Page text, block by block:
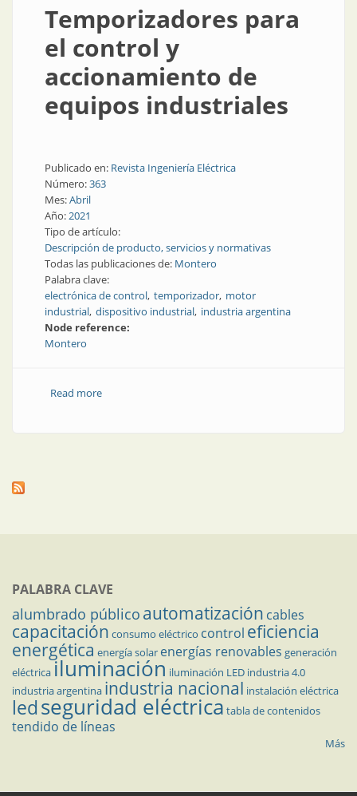
Temporizadores para
el control y
accionamiento de
equipos industriales
Publicado en: Revista Ingeniería Eléctrica
Número:363
Mes:Abril
Año:2021
Tipo de artículo:
Descripción de producto, servicios y normativas
Todas las publicaciones de: Montero
Palabra clave:
electrónica de control temporizador motor
industrial dispositivo industrial industria argentina
Node reference:
Montero
Read moreabout Temporizadores para el control y
PALABRA CLAVE
alumbrado público automatización cables
capacitación consumo eléctrico control eficiencia
energética energía solar energías renovables generación
eléctricailuminación iluminación LED industria 4.0
industria argentina industria nacional instalación eléctrica
ledseguridad eléctrica tabla de contenidos
tendido de líneas
Más